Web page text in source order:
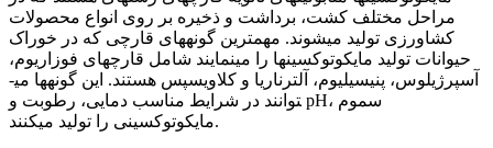
مراحل مختلف کشت، برداشت و ذخیره بر روی انواع محصولات
کشاورزی تولید می­شوند. مهم­ترین گونه­های قارچی که در خوراک
حیوانات تولید مایکوتوکسین­ها را می­نمایند شامل قارچ­های فوزاریوم،
آسپرژیلوس، پنیسیلیوم، آلترناریا و کلاویسپس هستند. این گونه­ها می­
توانند در شرایط مناسب دمایی، رطوبت و pH، سموم
مایکوتوکسینی را تولید می­کنند.